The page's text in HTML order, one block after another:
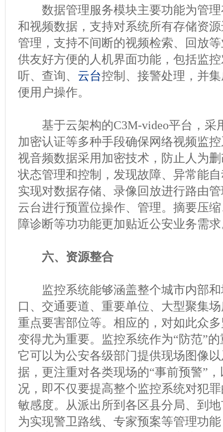
数据管理服务模块主要功能为管理
和视频数据，支持对系统所有存储资
管理，支持不间断的视频检索、回放
供友好方便的人机界面功能，包括监
听、查询、 云台控制、接警处理，并
便用户操作。
基于云架构的C3M-video平台，采
加密认证等多种手段确保网络视频监
视音频数据采用加密技术，防止人为
状态管理和控制，发现故障、异常能
实现对数据存储、录像回放进行路由
云台进行预置位操作、管理。摘要压
障诊断等功功能更加贴近公安业务需
六、资源整合
监控系统能够涵盖整个城市内部和
口、交通要道、重要单位、大型聚集
重点要害部位等。相应的，对如此众
变得尤为重要。监控系统作为“防范”
它可以为公安各级部门提供现场图像
据，更注重对各类现场的“事前预警”
况，即不仅要提高整个监控系统对犯
敏感度。从派出所到各区县分局、到
为实现警卫路线、专家预案等管理功